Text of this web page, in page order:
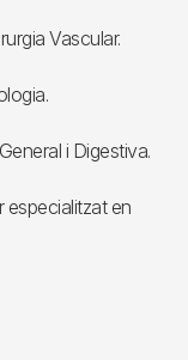
Vascular.
i Digestiva.
especialitzat en